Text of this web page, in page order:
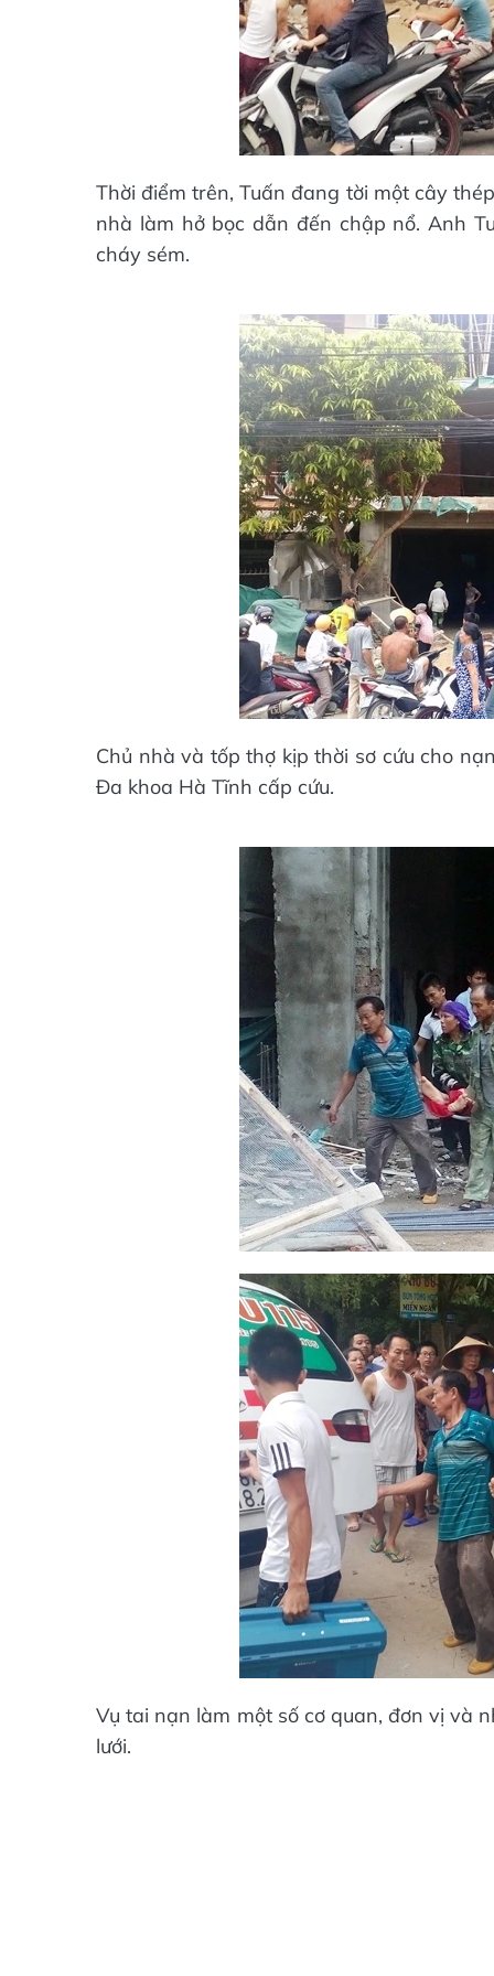
Thời điểm trên, Tuấn đang tời một cây
nhà làm hở bọc dẫn đến chập nổ. Anh
cháy sém.
Chủ nhà và tốp thợ kịp thời sơ cứu cho
Đa khoa Hà Tĩnh cấp cứu.
Vụ tai nạn làm một số cơ quan, đơn vị và
lưới.